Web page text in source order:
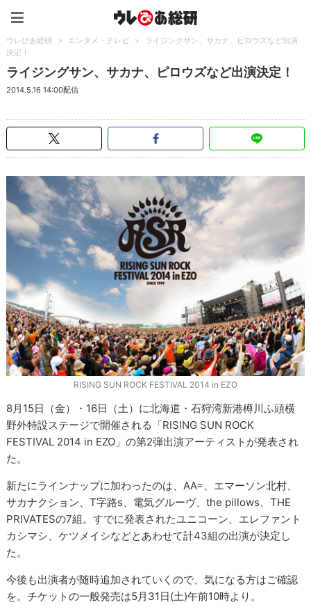
ウレぴあ総研 > エンタメ・テレビ >
ライジングサン、サカナ、ピロウズなど出演
決定！
ライジングサン、サカナ、ピロウズなど出演決定！
2014.5.16 14:00配信
RISING SUN ROCK FESTIVAL 2014 in EZO
8月15日（金）・16日（土）に北海道・石狩湾新港樽川ふ頭横
野外特設ステージで開催される「RISING SUN ROCK
FESTIVAL 2014 in EZO」の第2弾出演アーティストが発表され
た。
新たにラインナップに加わったのは、AA=、エマーソン北村、
サカナクション、T字路s、電気グルーヴ、the pillows、THE
PRIVATESの7組。すでに発表されたユニコーン、エレファント
カシマシ、ケツメイシなどとあわせて計43組の出演が決定し
た。
今後も出演者が随時追加されていくので、気になる方はご確認
を。チケットの一般発売は5月31日(土)午前10時より。